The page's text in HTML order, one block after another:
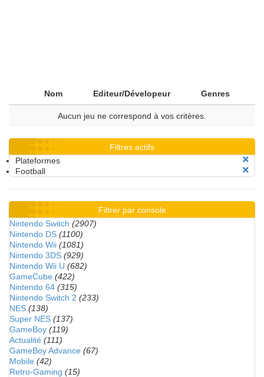
Nom Editeur/Dévelopeur Genres
Aucun jeu ne correspond à vos critères.
Filtres actifs
Plateformes
Football
Filtrer par console
Nintendo Switch (2907)
Nintendo DS (1100)
Nintendo Wii (1081)
Nintendo 3DS (929)
Nintendo Wii U (682)
GameCube (422)
Nintendo 64 (315)
Nintendo Switch 2 (233)
NES (138)
Super NES (137)
GameBoy (119)
Actualité (111)
GameBoy Advance (67)
Mobile (42)
Retro-Gaming (15)